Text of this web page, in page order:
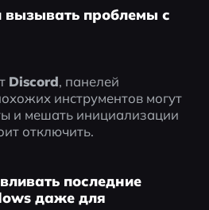
вызывать проблемы с
Discord, панелей
инструментов могут
и мешать инициализации
отключить.
последние
даже для